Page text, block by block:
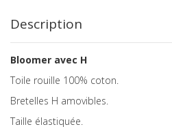
Description
Bloomer avec H
Toile rouille 100% coton.
Bretelles H amovibles.
Taille élastiquée.